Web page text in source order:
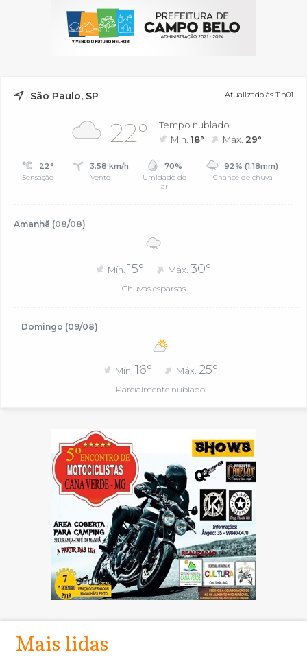
São Paulo, SP Atualizado às 11h01
22°
Tempo nublado
Mín.18° Máx. 29°
22°
Sensação
3.58 km/h
Vento
70%
Umidade do
ar
92% (1.18mm)
Chance de chuva
Amanhã (08/08)
Mín. 15° Máx. 30°
Chuvas esparsas
Domingo (09/08)
Mín. 16° Máx. 25°
Parcialmente nublado
Mais lidas